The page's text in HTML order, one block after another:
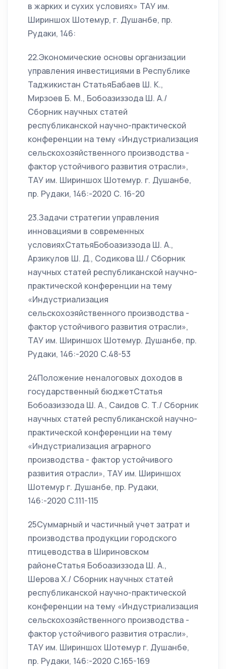
в жарких и сухих условиях» ТАУ им.
Шириншох Шотемур, г. Душанбе, пр.
Рудаки, 146:
22.Экономические основы организации
управления инвестициями в Республике
Таджикистан СтатьяБабаев Ш. К.,
Мирзоев Б. М., Бобоазиззода Ш. А./
Сборник научных статей
республиканской научно-практической
конференции на тему «Индустриализация
сельскохозяйственного производства -
фактор устойчивого развития отрасли»,
ТАУ им. Шириншох Шотемур. г. Душанбе,
пр. Рудаки, 146:-2020 С. 16-20
23.Задачи стратегии управления
инновациями в современных
условияхСтатьяБобоазиззода Ш. А.,
Арзикулов Ш. Д., Содикова Ш./ Сборник
научных статей республиканской научно-
практической конференции на тему
«Индустриализация
сельскохозяйственного производства -
фактор устойчивого развития отрасли»,
ТАУ им. Шириншох Шотемур. Душанбе, пр.
Рудаки, 146:-2020 С.48-53
24Положение неналоговых доходов в
государственный бюджетСтатья
Бобоазиззода Ш. А., Саидов С. Т./ Сборник
научных статей республиканской научно-
практической конференции на тему
«Индустриализация аграрного
производства - фактор устойчивого
развития отрасли», ТАУ им. Шириншох
Шотемур г. Душанбе, пр. Рудаки,
146:-2020 С.111-115
25Суммарный и частичный учет затрат и
производства продукции городского
птицеводства в Шириновском
районеСтатья Бобоазиззода Ш. А.,
Шерова Х./ Сборник научных статей
республиканской научно-практической
конференции на тему «Индустриализация
сельскохозяйственного производства -
фактор устойчивого развития отрасли»,
ТАУ им. Шириншох Шотемур г. Душанбе,
пр. Рудаки, 146:-2020 С.165-169